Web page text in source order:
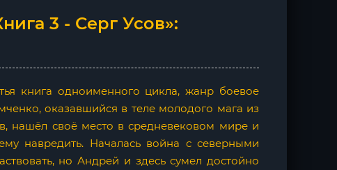
3 - Серг Усов»:
книга одноименного цикла, жанр боевое
оказавшийся в теле молодого мага из
нашёл своё место в средневековом мире и
навредить. Началась война с северными
но Андрей и здесь сумел достойно